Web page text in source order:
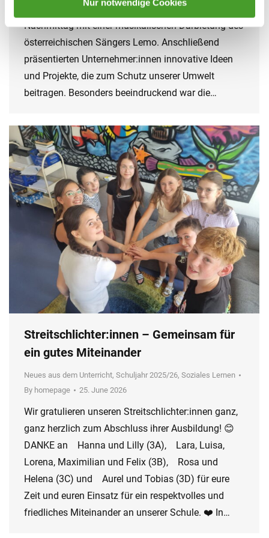
Nur notwendige Cookies
wurde. Die Konferenz begann für Schüler:innen am
Nachmittag mit einer musikalischen Darbietung des
österreichischen Sängers Lemo. Anschließend
präsentierten Unternehmer:innen innovative Ideen
und Projekte, die zum Schutz unserer Umwelt
beitragen. Besonders beeindruckend war die…
Streitschlichter:innen – Gemeinsam für
ein gutes Miteinander
Neues aus dem Unterricht, Schuljahr 2025/26, Soziales Lernen
By homepage 25. June 2026
Wir gratulieren unseren Streitschlichter:innen ganz,
ganz herzlich zum Abschluss ihrer Ausbildung! 😊
DANKE an Hanna und Lilly (3A), Lara, Luisa,
Lorena, Maximilian und Felix (3B), Rosa und
Helena (3C) und Aurel und Tobias (3D) für eure
Zeit und euren Einsatz für ein respektvolles und
friedliches Miteinander an unserer Schule. ❤️ In…